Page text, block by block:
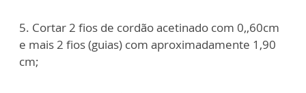
5. Cortar 2 fios de cordão acetinado com 0,,60cm
e mais 2 fios (guias) com aproximadamente 1,90
cm;